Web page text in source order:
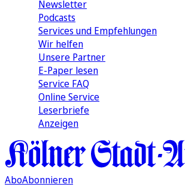
Newsletter
Podcasts
Services und Empfehlungen
Wir helfen
Unsere Partner
E-Paper lesen
Service FAQ
Online Service
Leserbriefe
Anzeigen
AboAbonnieren